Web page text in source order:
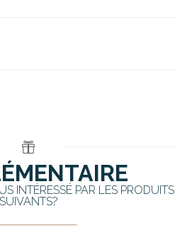
INTÉRESSÉ PAR LES PRODUITS
SUIVANTS?